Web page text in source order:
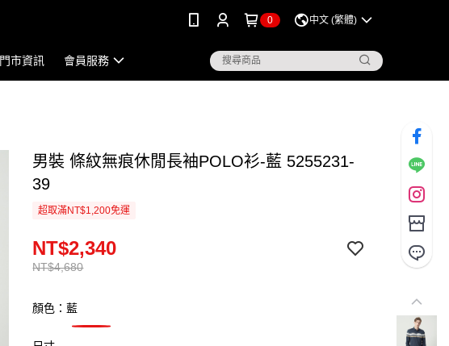
0 中文 (繁體)
門市資訊 會員服務
男裝 條紋無痕休閒長袖POLO衫-藍 5255231-
39
超取滿NT$1,200免運
NT$4,680
NT$2,340
顏色：藍